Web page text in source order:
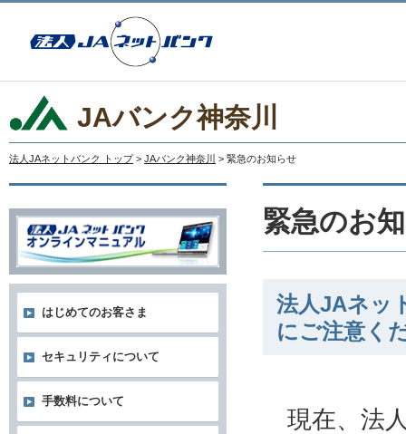
JAバンク神奈川
法人JAネットバンク トップ > JAバンク神奈川 > 緊急のお知らせ
緊急のお
法人JAネッ
にご注意く
現在、法
はじめてのお客さま
セキュリティについて
手数料について